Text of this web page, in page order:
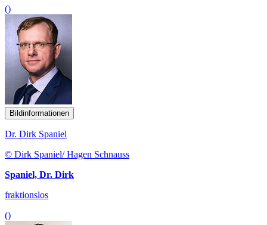
()
Bildinformationen
Dr. Dirk Spaniel
© Dirk Spaniel/ Hagen Schnauss
Spaniel, Dr. Dirk
fraktionslos
()